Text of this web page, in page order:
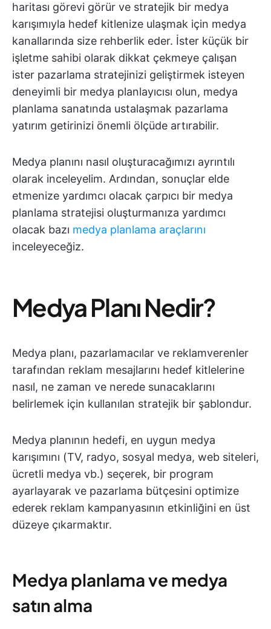
haritası görevi görür ve stratejik bir medya
karışımıyla hedef kitlenize ulaşmak için medya
kanallarında size rehberlik eder. İster küçük bir
işletme sahibi olarak dikkat çekmeye çalışan
ister pazarlama stratejinizi geliştirmek isteyen
deneyimli bir medya planlayıcısı olun, medya
planlama sanatında ustalaşmak pazarlama
yatırım getirinizi önemli ölçüde artırabilir.
Medya planını nasıl oluşturacağımızı ayrıntılı
olarak inceleyelim. Ardından, sonuçlar elde
etmenize yardımcı olacak çarpıcı bir medya
planlama stratejisi oluşturmanıza yardımcı
olacak bazı medya planlama araçlarını
inceleyeceğiz.
Medya Planı Nedir?
Medya planı, pazarlamacılar ve reklamverenler
tarafından reklam mesajlarını hedef kitlelerine
nasıl, ne zaman ve nerede sunacaklarını
belirlemek için kullanılan stratejik bir şablondur.
Medya planının hedefi, en uygun medya
karışımını (TV, radyo, sosyal medya, web siteleri,
ücretli medya vb.) seçerek, bir program
ayarlayarak ve pazarlama bütçesini optimize
ederek reklam kampanyasının etkinliğini en üst
düzeye çıkarmaktır.
Medya planlama ve medya
satın alma